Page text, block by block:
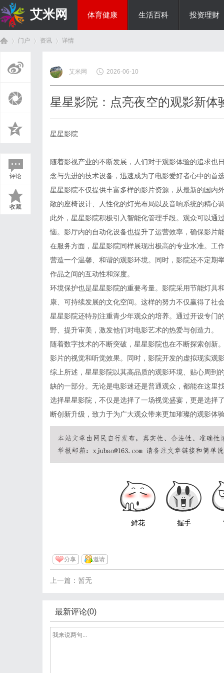
艾米网 体育健康 生活百科 投资理财
门户 资讯
›
详情
评论
收藏
艾米网 2026-06-10
星星影院：点亮夜空的观影新体
星星影院
随着影视产业的不断发展，人们对于观影体验的追求也
念与先进的技术设备，迅速成为了电影爱好者心中的首
星星影院不仅提供丰富多样的影片资源，从最新的国内
敞的座椅设计、人性化的灯光布局以及音响系统的精心
此外，星星影院积极引入智能化管理手段。观众可以通
恼。影厅内的自动化设备也提升了运营效率，确保影片
在服务方面，星星影院同样展现出极高的专业水准。工
营造一个温馨、和谐的观影环境。同时，影院还不定期
作品之间的互动性和深度。
环境保护也是星星影院的重要考量。影院采用节能灯具
康、可持续发展的文化空间。这样的努力不仅赢得了社
星星影院还特别注重青少年观众的培养。通过开设专门
野、提升审美，激发他们对电影艺术的热爱与创造力。
随着数字技术的不断突破，星星影院也在不断探索创新
影片的视觉和听觉效果。同时，影院开发的虚拟现实观
综上所述，星星影院以其高品质的观影环境、贴心周到
缺的一部分。无论是电影迷还是普通观众，都能在这里
选择星星影院，不仅是选择了一场视觉盛宴，更是选择
断创新升级，致力于为广大观众带来更加璀璨的观影体
鲜花 握手
分享 邀请
上一篇：暂无
最新评论(0)